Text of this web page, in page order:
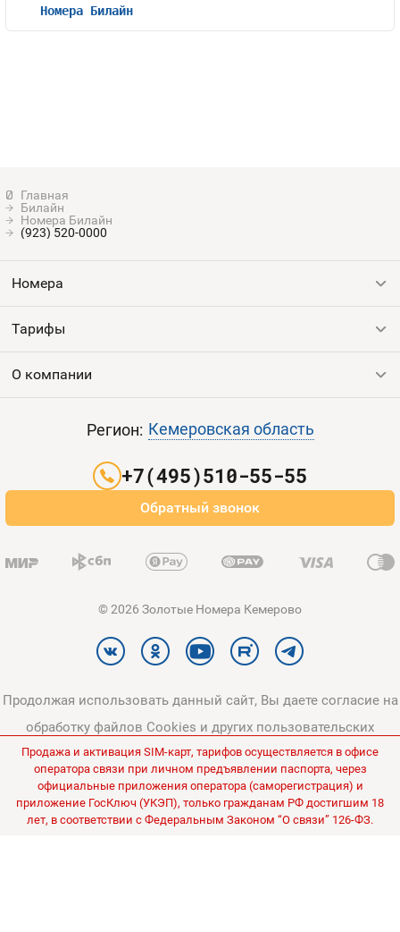
Билайн
Номера Билайн
(923) 520-0000
Номера Билайн
Номера
Все номера
Тарифы
Выгодные тарифы
О компании
Оплата и доставка
Регион: Кемеровская область
+7(495)510-55-55
Обратный звонок
© 2026 Золотые Номера Кемерово
Продолжая использовать данный сайт, Вы даете согласие на
обработку файлов Cookies и других пользовательских
данных, в соответствии сПолитикой конфиденциальности
Политикой в отношении обработки персональных данных
Все цены на сайте указаны без НДС.
Продажа и активация SIM-карт, тарифов осуществляется в офисе
оператора связи при личном предъявлении паспорта, через
официальные приложения оператора (саморегистрация) и
приложение ГосКлюч (УКЭП), только гражданам РФ достигшим 18
лет, в соответствии с Федеральным Законом “О связи” 126-ФЗ.